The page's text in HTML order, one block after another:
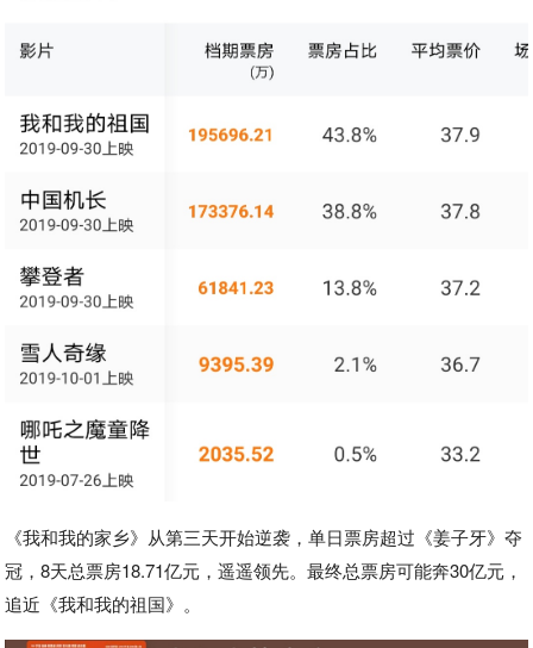
《我和我的家乡》从第三天开始逆袭，单日票房超过《姜子牙》夺
冠，8天总票房18.71亿元，遥遥领先。最终总票房可能奔30亿元，
追近《我和我的祖国》。